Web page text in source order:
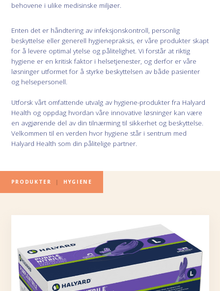
behovene i ulike medisinske miljøer.
Enten det er håndtering av infeksjonskontroll, personlig
beskyttelse eller generell hygienepraksis, er våre produkter skapt
for å levere optimal ytelse og pålitelighet. Vi forstår at riktig
hygiene er en kritisk faktor i helsetjenester, og derfor er våre
løsninger utformet for å styrke beskyttelsen av både pasienter
og helsepersonell.
Utforsk vårt omfattende utvalg av hygiene-produkter fra Halyard
Health og oppdag hvordan våre innovative løsninger kan være
en avgjørende del av din tilnærming til sikkerhet og beskyttelse.
Velkommen til en verden hvor hygiene står i sentrum med
Halyard Health som din pålitelige partner.
PRODUKTER | HYGIENE